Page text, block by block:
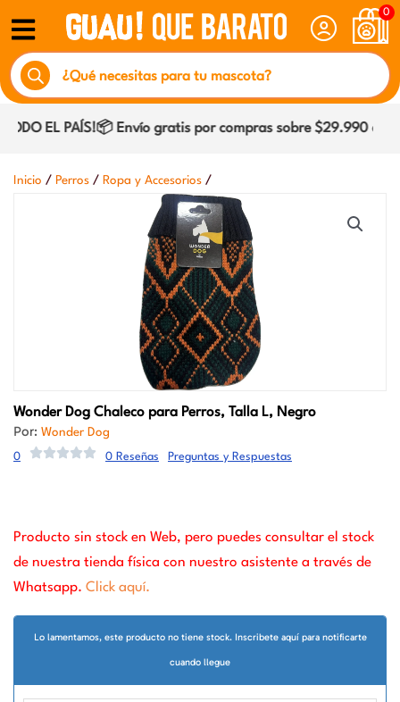
contenido
0
Búsqueda
de
productos
EL PAÍS!📦 Envío gratis por compras sobre $29.990
Inicio / Perros / Ropa y Accesorios /
Wonder Dog Chaleco para Perros, Talla L, Negro
Por: Wonder Dog
0 0 Reseñas Preguntas y Respuestas
Producto sin stock en Web, pero puedes consultar el stock
de nuestra tienda física con nuestro asistente a través de
Whatsapp. Click aquí.
Lo lamentamos, este producto no tiene stock. Inscribete aquí para notificarte
cuando llegue